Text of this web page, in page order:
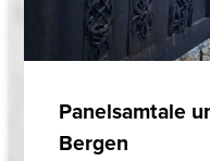
Panelsamtale
Bergen